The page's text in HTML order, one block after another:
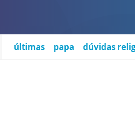
últimas papa dúvidas